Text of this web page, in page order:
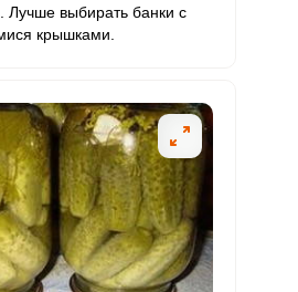
Лучше выбирать банки с
крышками.